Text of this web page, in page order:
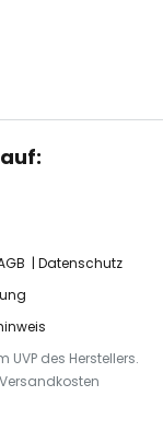
Datenschutz
des Herstellers.
Versandkosten